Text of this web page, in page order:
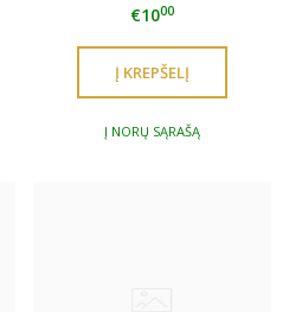
€1000
Į NORŲ SĄRAŠĄ